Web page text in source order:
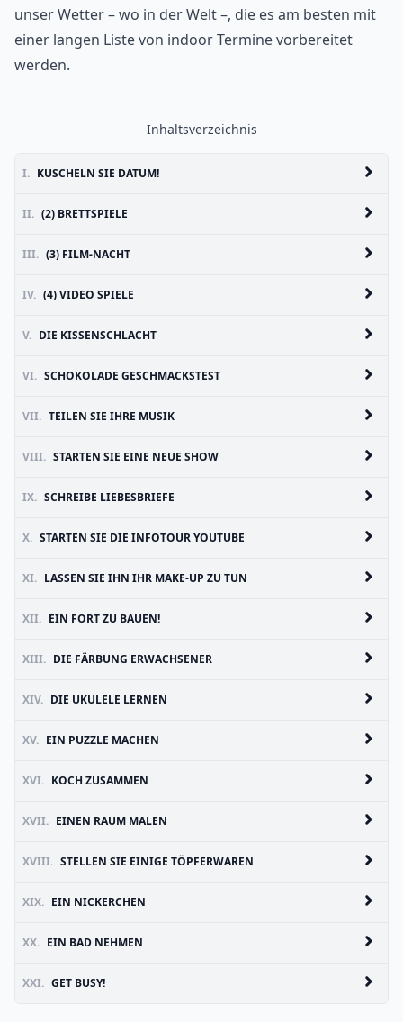
unser Wetter – wo in der Welt –, die es am besten mit
einer langen Liste von indoor Termine vorbereitet
werden.
Inhaltsverzeichnis
I. KUSCHELN SIE DATUM!
II. (2) BRETTSPIELE
III. (3) FILM-NACHT
IV. (4) VIDEO SPIELE
V. DIE KISSENSCHLACHT
VI. SCHOKOLADE GESCHMACKSTEST
VII. TEILEN SIE IHRE MUSIK
VIII. STARTEN SIE EINE NEUE SHOW
IX. SCHREIBE LIEBESBRIEFE
X. STARTEN SIE DIE INFOTOUR YOUTUBE
XI. LASSEN SIE IHN IHR MAKE-UP ZU TUN
XII. EIN FORT ZU BAUEN!
XIII. DIE FÄRBUNG ERWACHSENER
XIV. DIE UKULELE LERNEN
XV. EIN PUZZLE MACHEN
XVI. KOCH ZUSAMMEN
XVII. EINEN RAUM MALEN
XVIII. STELLEN SIE EINIGE TÖPFERWAREN
XIX. EIN NICKERCHEN
XX. EIN BAD NEHMEN
XXI. GET BUSY!